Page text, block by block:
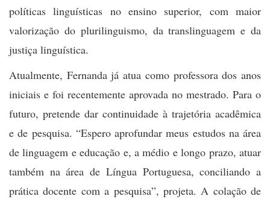
políticas linguísticas no ensino superior, com maior
valorização do plurilinguismo, da translinguagem e da
justiça linguística.
Atualmente, Fernanda já atua como professora dos anos
iniciais e foi recentemente aprovada no mestrado. Para o
futuro, pretende dar continuidade à trajetória acadêmica
e de pesquisa. “Espero aprofundar meus estudos na área
de linguagem e educação e, a médio e longo prazo, atuar
também na área de Língua Portuguesa, conciliando a
prática docente com a pesquisa”, projeta. A colação de